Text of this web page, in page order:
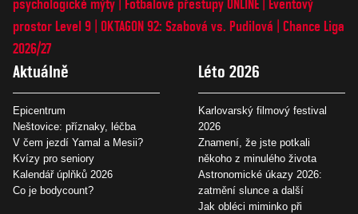
psychologické mýty
Fotbalové přestupy ONLINE
Eventový
prostor Level 9 OKTAGON 92: Szabová vs. Pudilová
Chance Liga
2026/27
Aktuálně
Epicentrum
Neštovice: příznaky, léčba
V čem jezdí Yamal a Mesii?
Kvízy pro seniory
Kalendář úplňků 2026
Co je bodycount?
Léto 2026
Karlovarský filmový festival
2026
Znamení, že jste potkali
někoho z minulého života
Astronomické úkazy 2026:
zatmění slunce a další
Jak obléci miminko při